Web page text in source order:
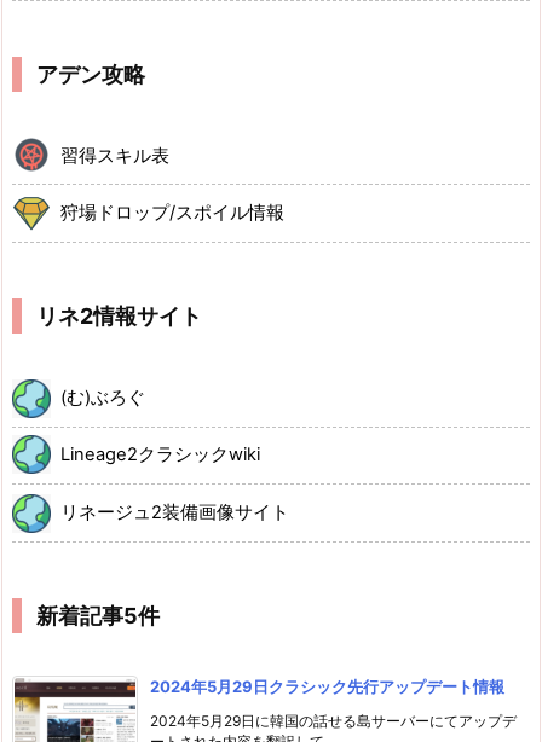
アデン攻略
習得スキル表
狩場ドロップ/スポイル情報
リネ2情報サイト
(む)ぶろぐ
Lineage2クラシックwiki
リネージュ2装備画像サイト
新着記事5件
2024年5月29日クラシック先行アップデート情報
2024年5月29日に韓国の話せる島サーバーにてアップデ